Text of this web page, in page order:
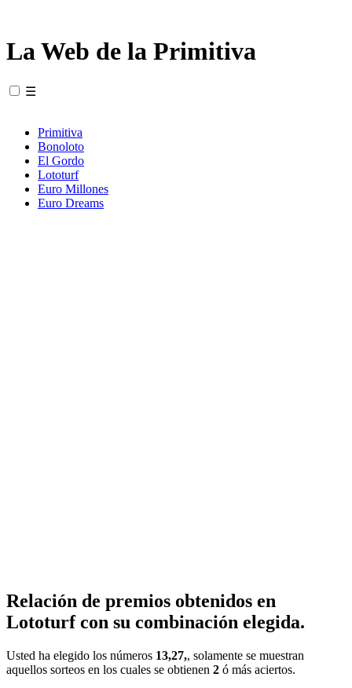
La Web de la Primitiva
☰
Primitiva
Bonoloto
El Gordo
Lototurf
Euro Millones
Euro Dreams
Relación de premios obtenidos en
Lototurf con su combinación elegida.
Usted ha elegido los números 13,27,, solamente se muestran
aquellos sorteos en los cuales se obtienen 2 ó más aciertos.